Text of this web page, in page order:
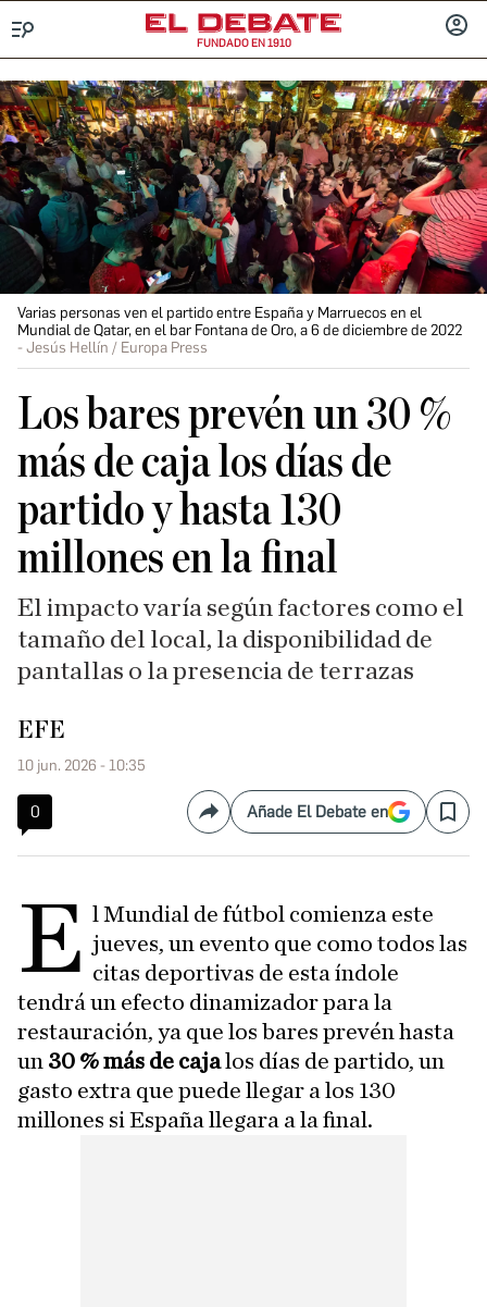
FUNDADO EN 1910
Varias personas ven el partido entre España y Marruecos en el
Mundial de Qatar, en el bar Fontana de Oro, a 6 de diciembre de 2022
Jesús Hellín / Europa Press
Los bares prevén un 30 %
más de caja los días de
partido y hasta 130
millones en la final
El impacto varía según factores como el
tamaño del local, la disponibilidad de
pantallas o la presencia de terrazas
EFE
10 jun. 2026 - 10:35
0 CompartirAñade El Debate en Save
E l Mundial de fútbol comienza este
jueves, un evento que como todos las
citas deportivas de esta índole
tendrá un efecto dinamizador para la
restauración, ya que los bares prevén hasta
un 30 % más de cajalos días de partido, un
gasto extra que puede llegar a los 130
millones si España llegara a la final.